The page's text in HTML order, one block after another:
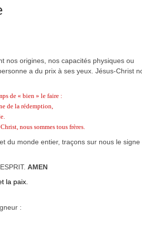
nos origines, nos capacités physiques ou
a du prix à ses yeux. Jésus-Christ
de « bien » le faire :
de la rédemption,
nous sommes tous frères.
du monde entier, traçons sur nous le signe
AMEN
la paix.
: